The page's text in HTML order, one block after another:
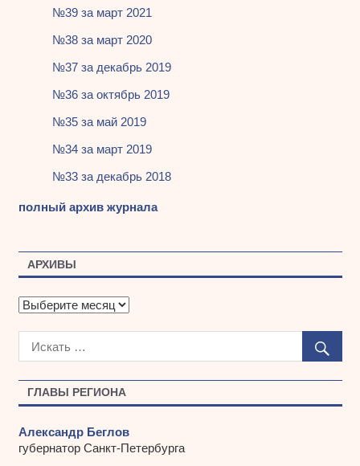
ГЛАВЫ РЕГИОНА
Александр Беглов
губернатор Санкт-Петербурга
№39 за март 2021
№38 за март 2020
№37 за декабрь 2019
№36 за октябрь 2019
№35 за май 2019
№34 за март 2019
№33 за декабрь 2018
полный архив журнала
АРХИВЫ
А
х
ы